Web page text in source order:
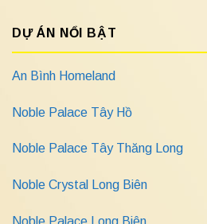
DỰ ÁN NỔI BẬT
An Bình Homeland
Noble Palace Tây Hồ
Noble Palace Tây Thăng Long
Noble Crystal Long Biên
Noble Palace Long Biên